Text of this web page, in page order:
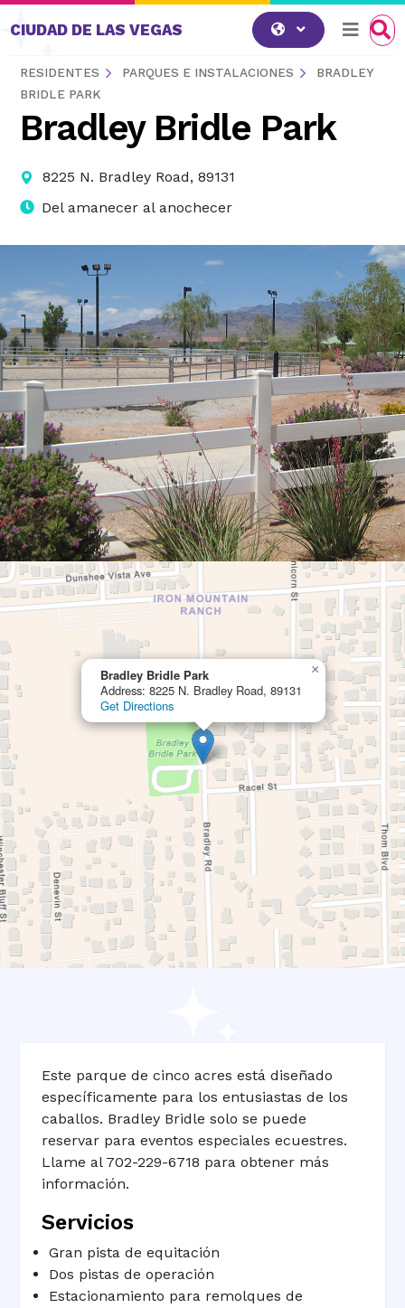
Saltar al contenido
CIUDAD DE LAS VEGAS
RESIDENTES PARQUES E INSTALACIONES
BRADLEY
BRIDLE PARK
Bradley Bridle Park
8225 N. Bradley Road, 89131
Del amanecer al anochecer
Bradley Bridle Park
Address: 8225 N. Bradley Road, 89131
Get Directions
×
Este parque de cinco acres está diseñado
específicamente para los entusiastas de los
caballos. Bradley Bridle solo se puede
reservar para eventos especiales ecuestres.
Llame al 702-229-6718 para obtener más
información.
Servicios
Gran pista de equitación
Dos pistas de operación
Estacionamiento para remolques de